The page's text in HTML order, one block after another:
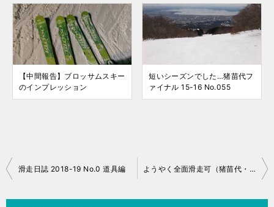
【中間報告】ブロッサムスキー
のインプレッション
短いシーズンでした…猪苗代フ
ァイナル 15-16 No.055
投
滑走日誌 2018-19 No.0 道具編 ようやく全面滑走可（猪苗代・高畑）に！